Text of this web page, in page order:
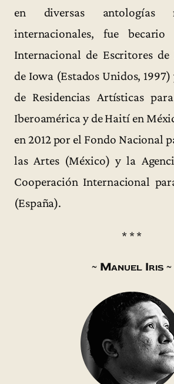
en diversas antologías
internacionales, fue becario
Internacional de Escritores
de Iowa (Estados Unidos,
de Residencias Artísticas
Iberoamérica y de Haití en
en 2012 por el Fondo Nacional
las Artes (México) y la
Cooperación Internacional
(España).
* * *
~ Manuel Iris ~